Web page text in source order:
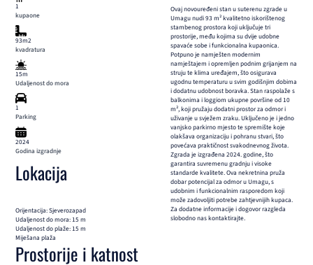
1
kupaone
93m2
kvadratura
15m
Udaljenost do mora
1
Parking
2024
Godina izgradnje
Lokacija
Orijentacija: Sjeverozapad
Udaljenost do mora: 15 m
Udaljenost do plaže: 15 m
Miješana plaža
Prostorije i katnost
Ovaj novouređeni stan u suterenu zgrade u
Umagu nudi 93 m² kvalitetno iskorištenog
stambenog prostora koji uključuje tri
prostorije, među kojima su dvije udobne
spavaće sobe i funkcionalna kupaonica.
Potpuno je namješten modernim
namještajem i opremljen podnim grijanjem na
struju te klima uređajem, što osigurava
ugodnu temperaturu u svim godišnjim dobima
i dodatnu udobnost boravka. Stan raspolaže s
balkonima i loggiom ukupne površine od 10
m², koji pružaju dodatni prostor za odmor i
uživanje u svježem zraku. Uključeno je i jedno
vanjsko parkirno mjesto te spremište koje
olakšava organizaciju i pohranu stvari, što
povećava praktičnost svakodnevnog života.
Zgrada je izgrađena 2024. godine, što
garantira suvremenu gradnju i visoke
standarde kvalitete. Ova nekretnina pruža
dobar potencijal za odmor u Umagu, s
udobnim i funkcionalnim rasporedom koji
može zadovoljiti potrebe zahtjevnijih kupaca.
Za dodatne informacije i dogovor razgleda
slobodno nas kontaktirajte.